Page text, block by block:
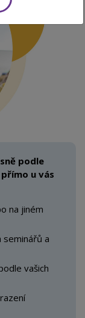
podle
u vás
na jiném
seminářů a
vašich